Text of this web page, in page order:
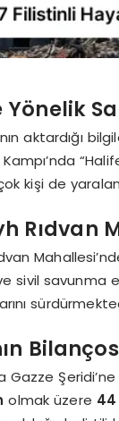
Yönelik
aktardığı
kişi de
Rıdvan
sivil savunma
Gazze
olmak üzere 44